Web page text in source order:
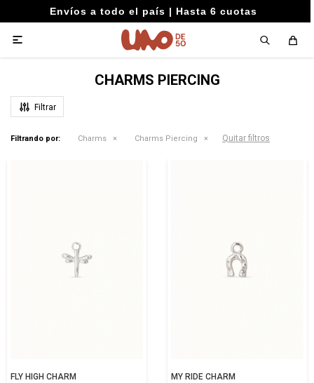
Envíos a todo el país | Hasta 6 cuotas

CHARMS PIERCING
Filtrando por: Charms Charms Piercing Quitar filtros
FLY HIGH CHARM MY RIDE CHARM